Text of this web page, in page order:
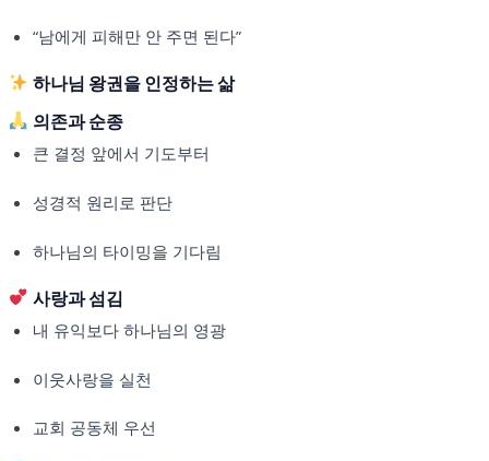
“남에게 피해만 안 주면 된다”
하나님 왕권을 인정하는 삶
의존과 순종
큰 결정 앞에서 기도부터
성경적 원리로 판단
하나님의 타이밍을 기다림
사랑과 섬김
내 유익보다 하나님의 영광
이웃사랑을 실천
교회 공동체 우선